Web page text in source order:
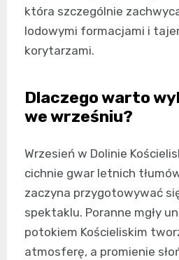
która szczególnie
lodowymi formacjami i
korytarzami.
Dlaczego warto
we wrześniu?
Wrzesień w Dolinie
cichnie gwar letnich
zaczyna przygotowywać
spektaklu. Poranne mgły
potokiem Kościeliskim
atmosferę, a promienie